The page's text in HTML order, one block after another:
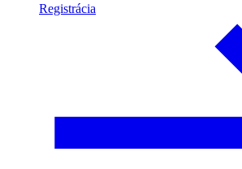
Registrácia